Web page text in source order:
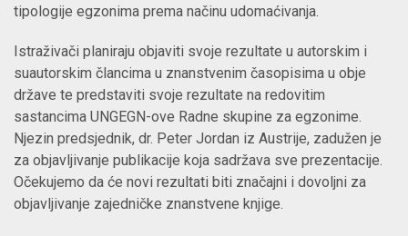
tipologije egzonima prema načinu udomaćivanja.
Istraživači planiraju objaviti svoje rezultate u autorskim i
suautorskim člancima u znanstvenim časopisima u obje
države te predstaviti svoje rezultate na redovitim
sastancima UNGEGN-ove Radne skupine za egzonime.
Njezin predsjednik, dr. Peter Jordan iz Austrije, zadužen je
za objavljivanje publikacije koja sadržava sve prezentacije.
Očekujemo da će novi rezultati biti značajni i dovoljni za
objavljivanje zajedničke znanstvene knjige.